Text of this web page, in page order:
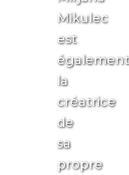
Mikulec
est
également
la
créatrice
de
sa
propre